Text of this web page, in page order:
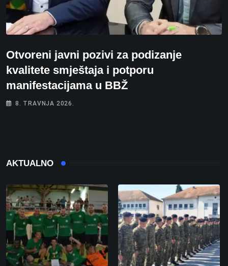
Otvoreni javni pozivi za podizanje
kvalitete smještaja i potporu
manifestacijama u BBŽ
8. TRAVNJA 2026.
AKTUALNO